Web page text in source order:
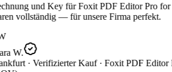
und Key für Foxit PDF Editor Pro for
vollständig — für unsere Firma perfekt.
W.
· Verifizierter Kauf · Foxit PDF Editor